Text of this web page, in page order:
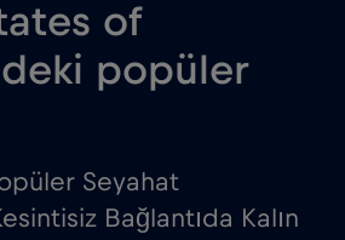
of
popüler
Seyahat
Bağlantıda Kalın